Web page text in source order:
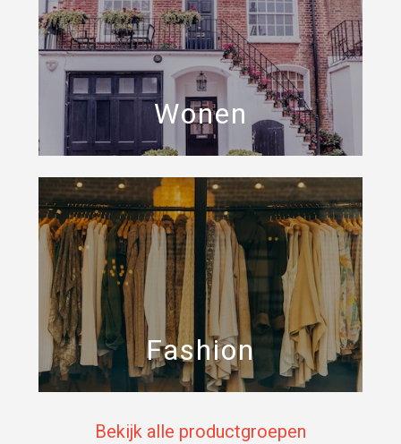
Wonen
Fashion
Bekijk alle productgroepen